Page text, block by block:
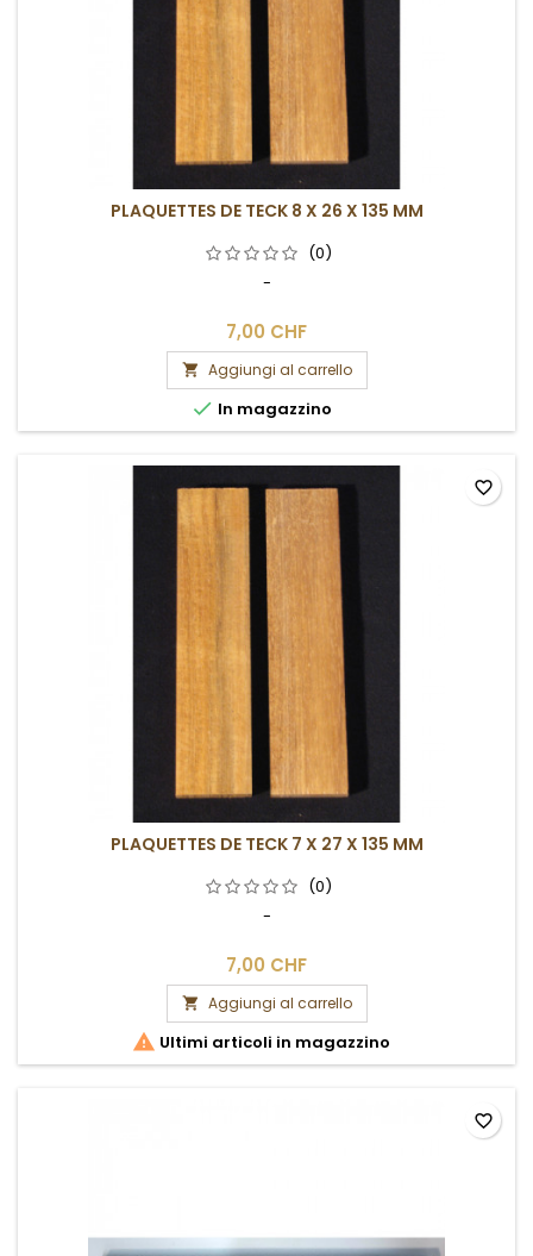
PLAQUETTES DE TECK 8 X 26 X 135 MM
(0)
-
7,00 CHF
 Aggiungi al carrello
 In magazzino
PLAQUETTES DE TECK 7 X 27 X 135 MM
(0)
-
7,00 CHF
 Aggiungi al carrello
 Ultimi articoli in magazzino
favorite_border
favorite_border